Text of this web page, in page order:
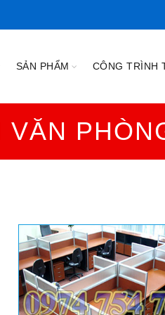
SẢN PHẨM CÔNG TRÌNH
VĂN